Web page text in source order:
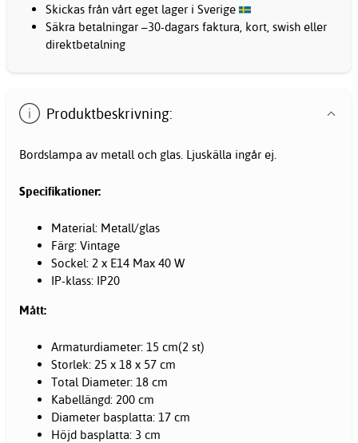
Skickas från vårt eget lager i Sverige
Säkra betalningar –30-dagars faktura, kort, swish eller
direktbetalning
Produktbeskrivning:
Bordslampa av metall och glas. Ljuskälla ingår ej.
Specifikationer:
Material: Metall/glas
Färg: Vintage
Sockel: 2 x E14 Max 40 W
IP-klass: IP20
Mått:
Armaturdiameter: 15 cm(2 st)
Storlek: 25 x 18 x 57 cm
Total Diameter: 18 cm
Kabellängd: 200 cm
Diameter basplatta: 17 cm
Höjd basplatta: 3 cm